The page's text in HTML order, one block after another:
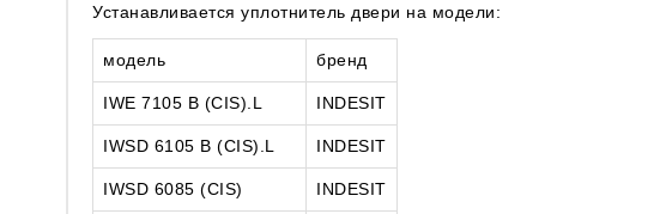
Устанавливается уплотнитель двери на модели:
модель бренд
IWE 7105 B (CIS).L INDESIT
IWSD 6105 B (CIS).L INDESIT
IWSD 6085 (CIS) INDESIT